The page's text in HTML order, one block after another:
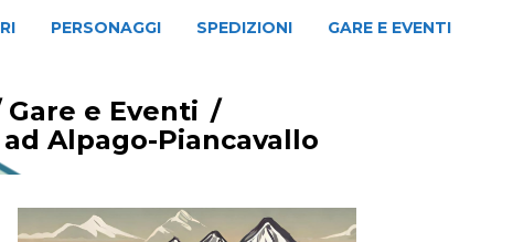
PERSONAGGI SPEDIZIONI GARE E EVENTI
Gare e Eventi /
Alpago-Piancavallo